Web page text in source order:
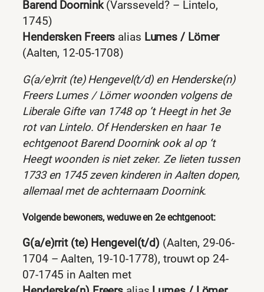
Barend Doornink(Varsseveld? – Lintelo,
1745)
Hendersken Freers alias Lumes / Lömer
(Aalten, 12-05-1708)
G(a/e)rrit (te) Hengevel(t/d) en Henderske(n)
Freers Lumes / Lömer woonden volgens de
Liberale Gifte van 1748 op ’t Heegt in het 3e
rot van Lintelo. Of Hendersken en haar 1e
echtgenoot Barend Doornink ook al op ‘t
Heegt woonden is niet zeker. Ze lieten tussen
1733 en 1745 zeven kinderen in Aalten dopen,
allemaal met de achternaam Doornink.
Volgende bewoners, weduwe en 2e echtgenoot:
G(a/e)rrit (te) Hengevel(t/d) (Aalten, 29-06-
1704 – Aalten, 19-10-1778), trouwt op 24-
07-1745 in Aalten met